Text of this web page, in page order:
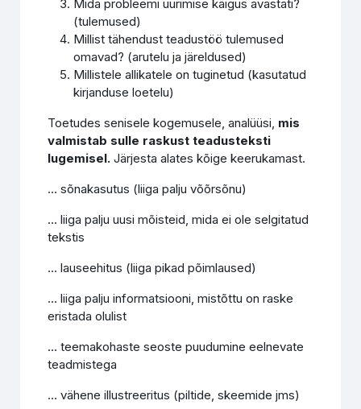
Mida probleemi uurimise käigus avastati?
(tulemused)
Millist tähendust teadustöö tulemused
omavad? (arutelu ja järeldused)
Millistele allikatele on tuginetud (kasutatud
kirjanduse loetelu)
Toetudes senisele kogemusele, analüüsi, mis
valmistab sulle raskust teadusteksti
lugemisel.Järjesta alates kõige keerukamast.
... sõnakasutus (liiga palju võõrsõnu)
... liiga palju uusi mõisteid, mida ei ole selgitatud
tekstis
... lauseehitus (liiga pikad põimlaused)
... liiga palju informatsiooni, mistõttu on raske
eristada olulist
... teemakohaste seoste puudumine eelnevate
teadmistega
... vähene illustreeritus (piltide, skeemide jms)